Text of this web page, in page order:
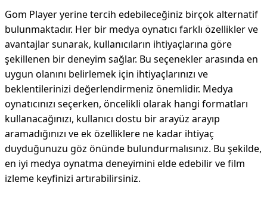
Gom Player yerine tercih edebileceğiniz birçok alternatif
bulunmaktadır. Her bir medya oynatıcı farklı özellikler ve
avantajlar sunarak, kullanıcıların ihtiyaçlarına göre
şekillenen bir deneyim sağlar. Bu seçenekler arasında en
uygun olanını belirlemek için ihtiyaçlarınızı ve
beklentilerinizi değerlendirmeniz önemlidir. Medya
oynatıcınızı seçerken, öncelikli olarak hangi formatları
kullanacağınızı, kullanıcı dostu bir arayüz arayıp
aramadığınızı ve ek özelliklere ne kadar ihtiyaç
duyduğunuzu göz önünde bulundurmalısınız. Bu şekilde,
en iyi medya oynatma deneyimini elde edebilir ve film
izleme keyfinizi artırabilirsiniz.